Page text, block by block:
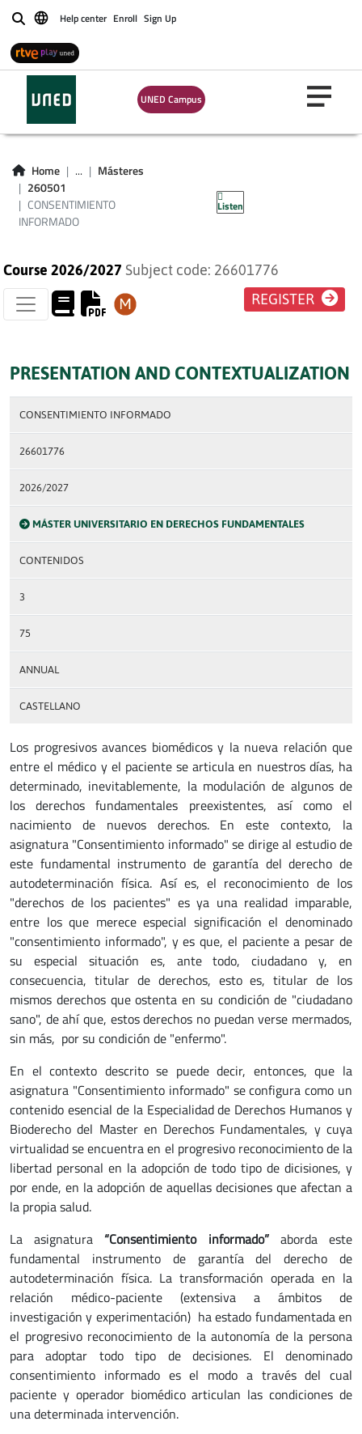
BuscarHelp center Enroll Sign Up
UNED Campus
Home ...
Másteres
260501
CONSENTIMIENTO
INFORMADO
Listen
CONSENTIMIENTO
INFORMADO
Course 2026/2027 Subject code: 26601776
REGISTER
PRESENTATION AND CONTEXTUALIZATION
CONSENTIMIENTO INFORMADO
26601776
2026/2027
MÁSTER UNIVERSITARIO EN DERECHOS FUNDAMENTALES
CONTENIDOS
3
75
ANNUAL
CASTELLANO
Los progresivos avances biomédicos y la nueva relación que
entre el médico y el paciente se articula en nuestros días, ha
determinado, inevitablemente, la modulación de algunos de
los derechos fundamentales preexistentes, así como el
nacimiento de nuevos derechos. En este contexto, la
asignatura "Consentimiento informado" se dirige al estudio de
este fundamental instrumento de garantía del derecho de
autodeterminación física. Así es, el reconocimiento de los
"derechos de los pacientes" es ya una realidad imparable,
entre los que merece especial significación el denominado
"consentimiento informado", y es que, el paciente a pesar de
su especial situación es, ante todo, ciudadano y, en
consecuencia, titular de derechos, esto es, titular de los
mismos derechos que ostenta en su condición de "ciudadano
sano", de ahí que, estos derechos no puedan verse mermados,
sin más, por su condición de "enfermo".
En el contexto descrito se puede decir, entonces, que la
asignatura "Consentimiento informado" se configura como un
contenido esencial de la Especialidad de Derechos Humanos y
Bioderecho del Master en Derechos Fundamentales, y cuya
virtualidad se encuentra en el progresivo reconocimiento de la
libertad personal en la adopción de todo tipo de dicisiones, y
por ende, en la adopción de aquellas decisiones que afectan a
la propia salud.
La asignatura “Consentimiento informado”aborda este
fundamental instrumento de garantía del derecho de
autodeterminación física. La transformación operada en la
relación médico-paciente (extensiva a ámbitos de
investigación y experimentación) ha estado fundamentada en
el progresivo reconocimiento de la autonomía de la persona
para adoptar todo tipo de decisiones. El denominado
consentimiento informado es el modo a través del cual
paciente y operador biomédico articulan las condiciones de
una determinada intervención.